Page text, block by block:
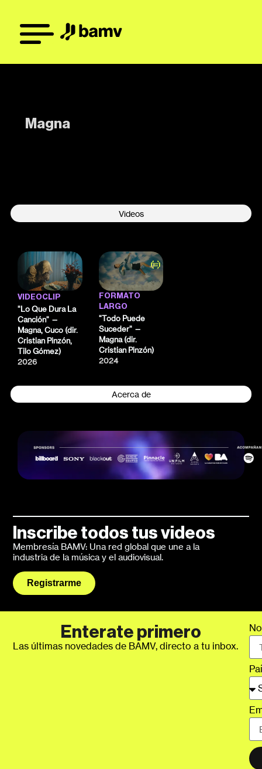
Magna
Videos
Acerca de
VIDEOCLIP
"Lo Que Dura La
Canción" —
Magna, Cuco (dir.
Cristian Pinzón,
Tilo Gómez)
2026
FORMATO
LARGO
"Todo Puede
Suceder" —
Magna (dir.
Cristian Pinzón)
2024
Inscribe todos tus videos
Membresía BAMV: Una red global que une a la
industria de la música y el audiovisual.
Registrarme
Enterate primero
Las últimas novedades de BAMV, directo a tu inbox.